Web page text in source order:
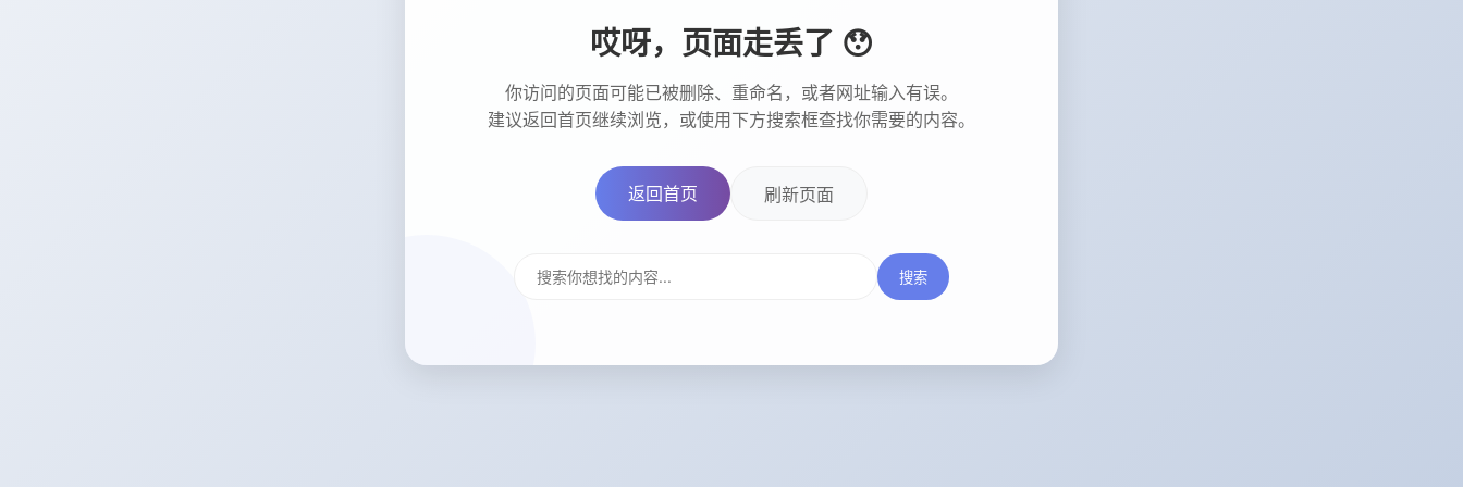
哎呀，页面走丢了 😯
你访问的页面可能已被删除、重命名，或者网址输入有误。
建议返回首页继续浏览，或使用下方搜索框查找你需要的内容。
返回首页 刷新页面
搜索